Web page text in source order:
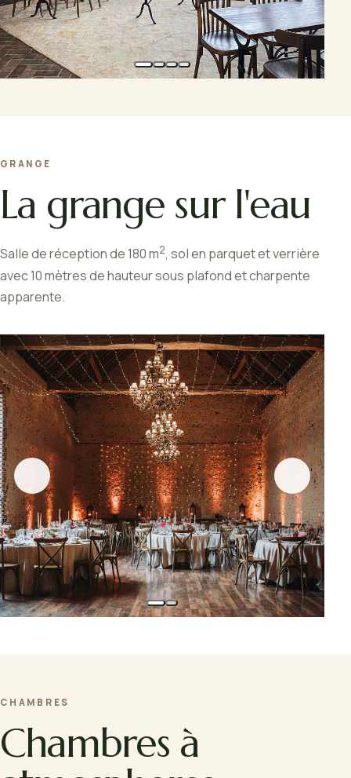
GRANGE
La grange sur l'eau
Salle de réception de 180 m2, sol en parquet et verrière
avec 10 mètres de hauteur sous plafond et charpente
apparente.
CHAMBRES
Chambres à